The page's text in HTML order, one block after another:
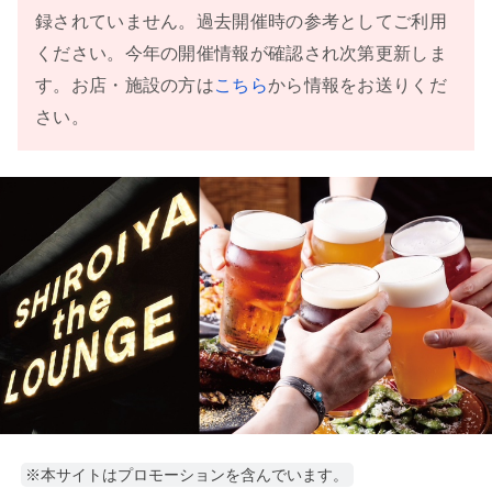
録されていません。過去開催時の参考としてご利用
ください。今年の開催情報が確認され次第更新しま
す。お店・施設の方はこちらから情報をお送りくだ
さい。
※本サイトはプロモーションを含んでいます。